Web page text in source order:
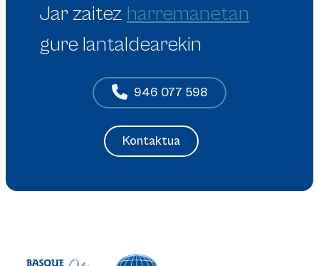
Jar zaitez harremanetan
gure lantaldearekin
946 077 598
Kontaktua